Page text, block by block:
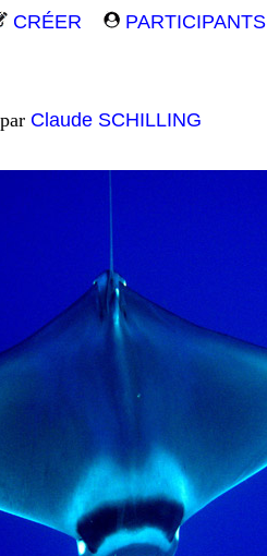
CRÉER PARTICIPANTS
Claude SCHILLING